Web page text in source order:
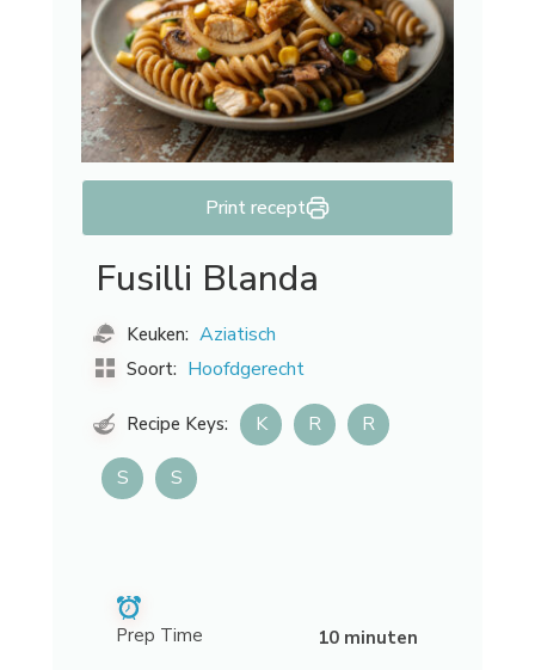
Print recept
Fusilli Blanda
Keuken: Aziatisch
Soort: Hoofdgerecht
Recipe Keys: K R R
S S
Prep Time
10 minuten